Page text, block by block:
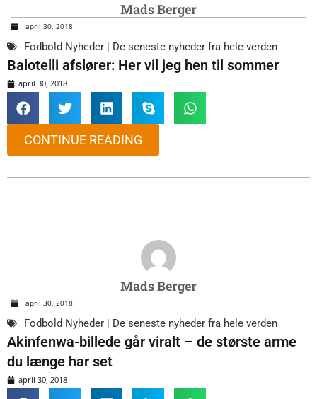
Mads Berger
april 30, 2018
Fodbold Nyheder | De seneste nyheder fra hele verden
Balotelli afslører: Her vil jeg hen til sommer
april 30, 2018
CONTINUE READING
Mads Berger
april 30, 2018
Fodbold Nyheder | De seneste nyheder fra hele verden
Akinfenwa-billede går viralt – de største arme
du længe har set
april 30, 2018